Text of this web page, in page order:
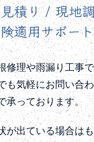
積り / 現地
適用サポー
修理や雨漏り工事
も気軽にお問い合
承っております。
が出ている場合は